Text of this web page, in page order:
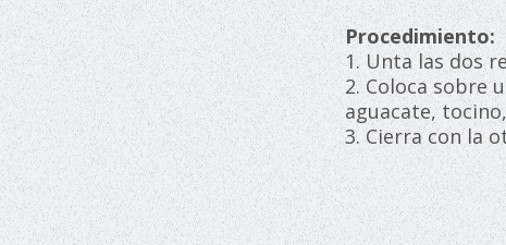
Procedimiento:
1. Unta las dos
2. Coloca sobre
aguacate,
3. Cierra con la